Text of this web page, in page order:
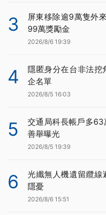
3
屏東移除逾9萬隻外
99萬獎勵金
2026/8/6 19:39
4
隱匿身分在台非法挖
企名單
2026/8/5 16:03
5
交通局科長帳戶多
善舉曝光
2026/8/5 19:39
6
光纖無人機遺留纜
隱憂
2026/8/6 15:51